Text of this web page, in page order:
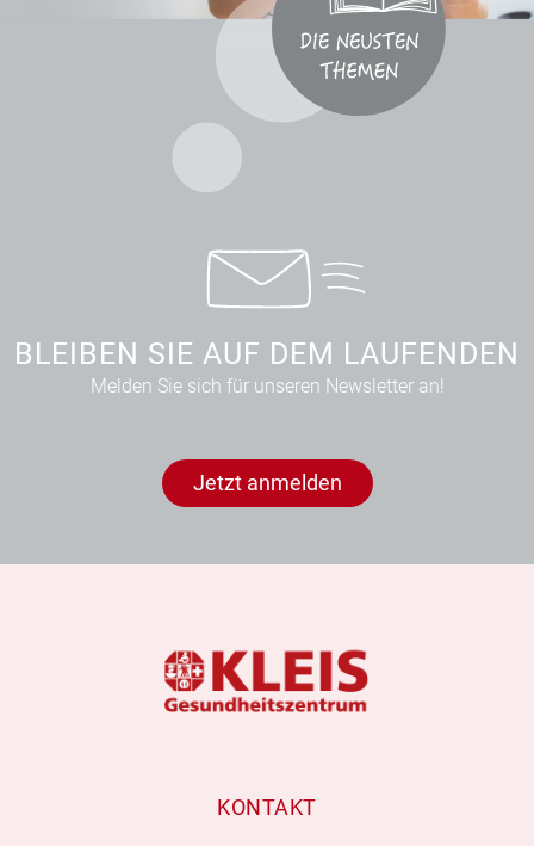
BLEIBEN SIE AUF DEM LAUFENDEN
Melden Sie sich für unseren Newsletter an!
Jetzt anmelden
KONTAKT